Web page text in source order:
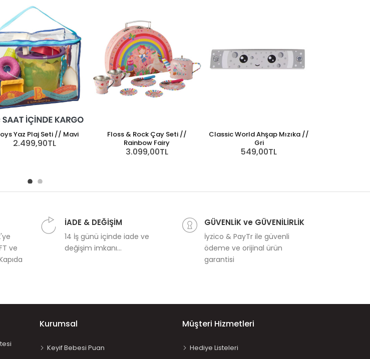
Yaz Plaj Seti // Mavi
2.499,90TL
Floss & Rock Çay Seti //
Rainbow Fairy
3.099,00TL
Classic World Ahşap Mızıka //
Gri
549,00TL
ve
İADE & DEĞİŞİM
14 İş günü içinde iade ve
değişim imkanı...
GÜVENLİK ve GÜVENİLİRLİK
İyzico & PayTr ile güvenli
ödeme ve orijinal ürün
garantisi
Kurumsal
Keyif Bebesi Puan
Müşteri Hizmetleri
Hediye Listeleri